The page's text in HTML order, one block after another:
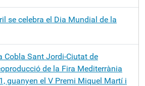
se celebra el Dia Mundial de la
Cobla Sant Jordi-Ciutat de
de la Fira Mediterrània
guanyen el V Premi Miquel Martí i